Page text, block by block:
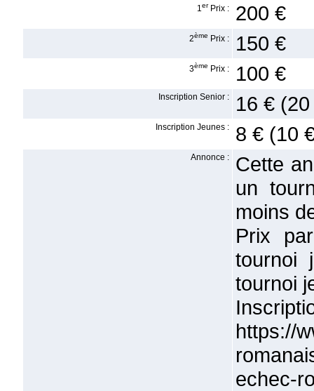
1er Prix : 200 €
2ème Prix : 150 €
3ème Prix : 100 €
Inscription Senior : 16 €
Inscription Jeunes : 8 € (10
Annonce :
Cette
un
moins
Prix
tournoi
tournoi
https://
echec-